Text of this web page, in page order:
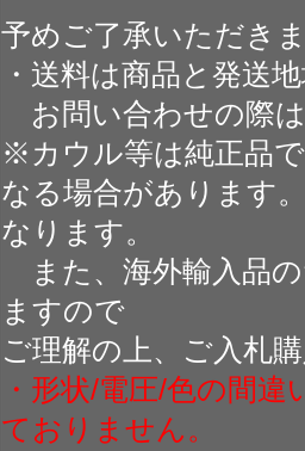
予めご了承いただき
・送料は商品と発送
お問い合わせの際
※カウル等は純正品
なる場合があります
なります。
また、海外輸入品
ますので
ご理解の上、ご入札
・形状/電圧/色の間
ておりません。